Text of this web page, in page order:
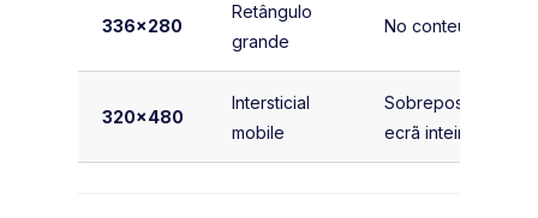
336×280
Retângulo
grande
No conteúdo
320×480
Intersticial
mobile
Sobreposição em
ecrã inteiro